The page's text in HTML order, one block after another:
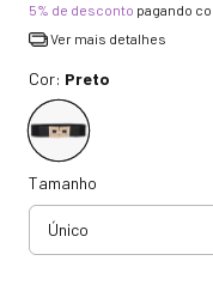
5% de desconto pagando
Ver mais detalhes
Cor: Preto
Tamanho